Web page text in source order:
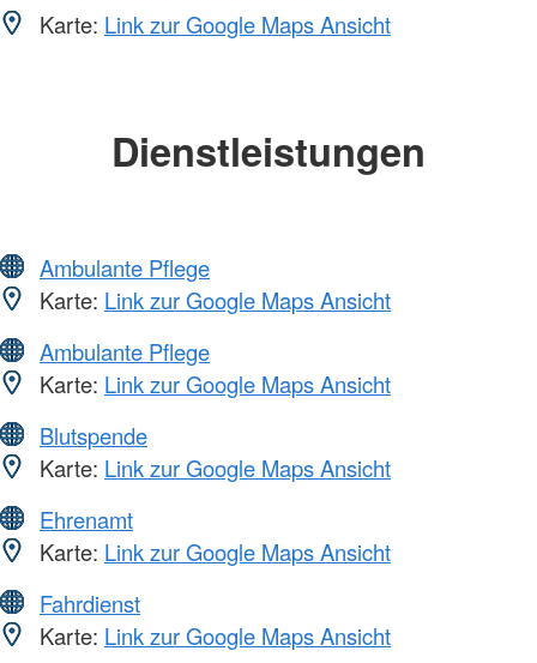
Karte: Link zur Google Maps Ansicht
Dienstleistungen
Ambulante Pflege
Karte: Link zur Google Maps Ansicht
Ambulante Pflege
Karte: Link zur Google Maps Ansicht
Blutspende
Karte: Link zur Google Maps Ansicht
Ehrenamt
Karte: Link zur Google Maps Ansicht
Fahrdienst
Karte: Link zur Google Maps Ansicht